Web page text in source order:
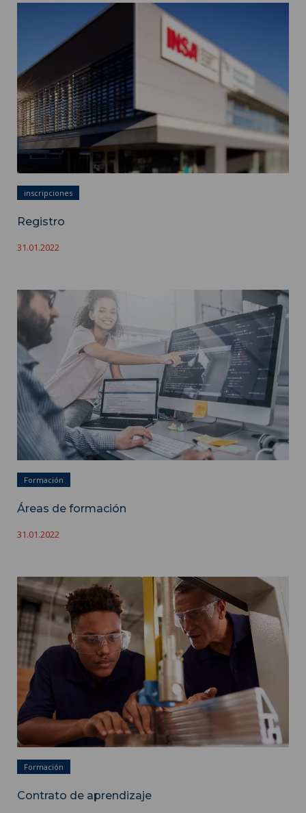
inscripciones
Registro
31.01.2022
Áreas de formación ">
Formación
Áreas de formación
31.01.2022
Contrato de aprendizaje ">
Formación
Contrato de aprendizaje